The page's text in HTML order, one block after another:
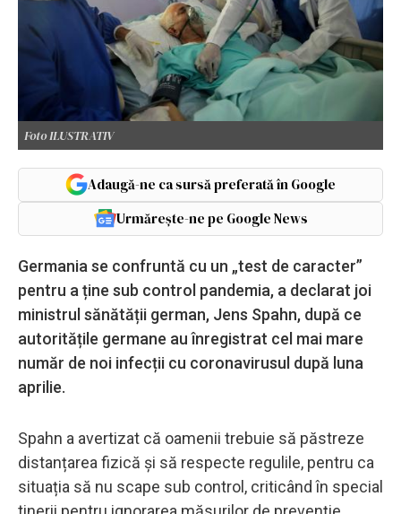
Foto ILUSTRATIV
Adaugă-ne ca sursă preferată în Google
Urmărește-ne pe Google News
Germania se confruntă cu un „test de caracter”
pentru a ține sub control pandemia, a declarat joi
ministrul sănătății german, Jens Spahn, după ce
autoritățile germane au înregistrat cel mai mare
număr de noi infecții cu coronavirusul după luna
aprilie.
Spahn a avertizat că oamenii trebuie să păstreze
distanțarea fizică și să respecte regulile, pentru ca
situația să nu scape sub control, criticând în special